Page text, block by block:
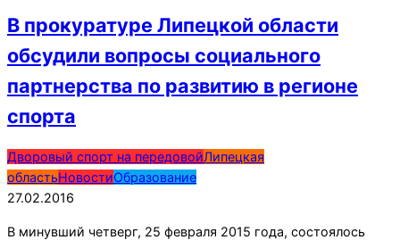
В прокуратуре Липецкой области
обсудили вопросы социального
партнерства по развитию в регионе
спорта
2016-
02-
27
Дворовый спорт на передовойЛипецкая
областьНовостиОбразование
27.02.2016
В минувший четверг, 25 февраля 2015 года, состоялось